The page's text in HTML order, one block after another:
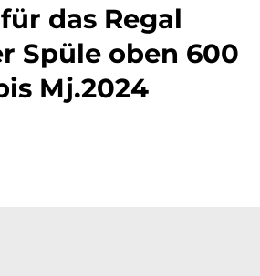
das Regal
Spüle oben 600
Mj.2024